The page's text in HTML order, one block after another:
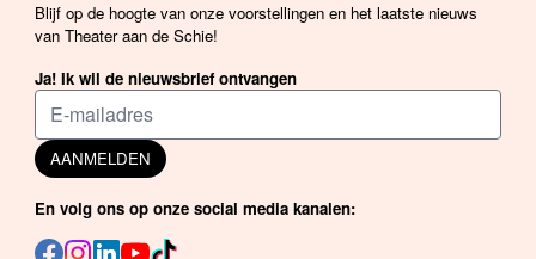
Blijf op de hoogte van onze voorstellingen en het laatste nieuws
van Theater aan de Schie!
Ja! Ik wil de nieuwsbrief ontvangen
AANMELDEN
En volg ons op onze social media kanalen: